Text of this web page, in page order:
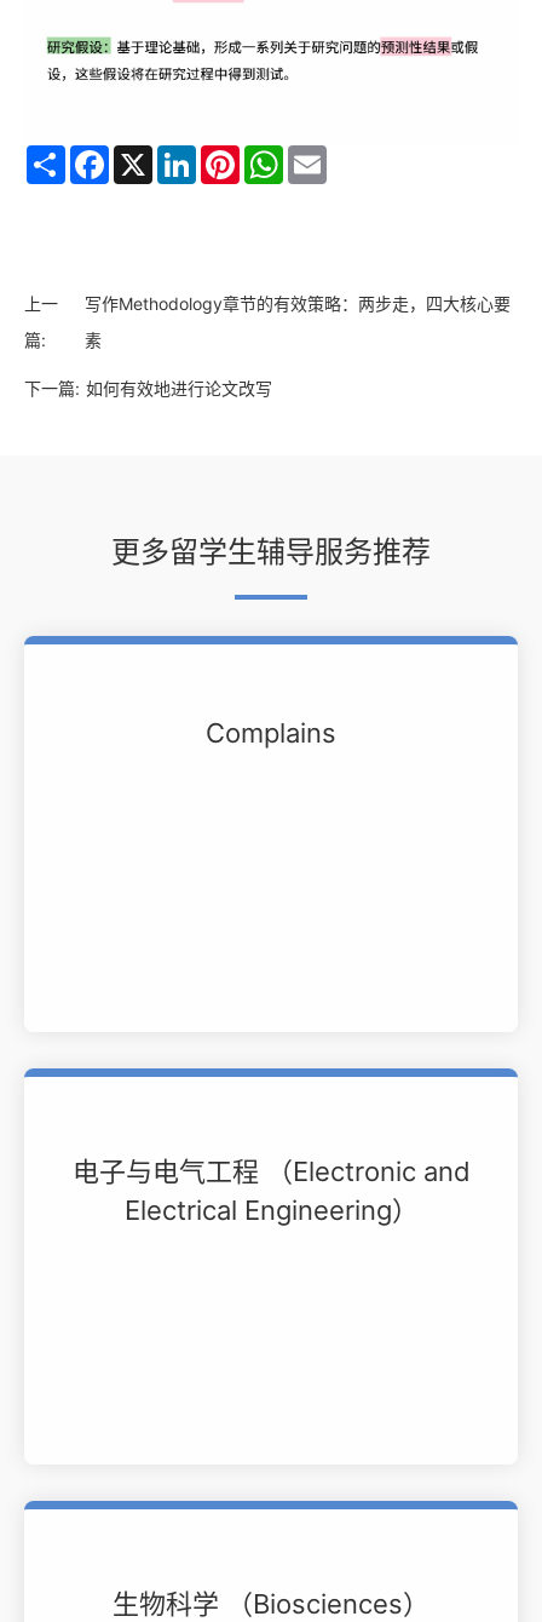
Share Facebook
X LinkedInPinterestWhatsApp
上一
篇:
写作Methodology章节的有效策略：两步走，四大核心要
素
下一篇: 如何有效地进行论文改写
更多留学生辅导服务推荐
Complains
电子与电气工程 （Electronic and
Electrical Engineering）
生物科学 （Biosciences）